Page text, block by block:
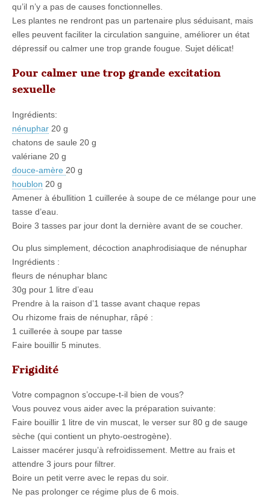
qu’il n’y a pas de causes fonctionnelles.
Les plantes ne rendront pas un partenaire plus séduisant, mais
elles peuvent faciliter la circulation sanguine, améliorer un état
dépressif ou calmer une trop grande fougue. Sujet délicat!
Pour calmer une trop grande excitation
sexuelle
Ingrédients:
nénuphar 20 g
chatons de saule 20 g
valériane 20 g
douce-amère 20 g
houblon 20 g
Amener à ébullition 1 cuillerée à soupe de ce mélange pour une
tasse d’eau.
Boire 3 tasses par jour dont la dernière avant de se coucher.
Ou plus simplement, décoction anaphrodisiaque de nénuphar
Ingrédients :
fleurs de nénuphar blanc
30g pour 1 litre d’eau
Prendre à la raison d’1 tasse avant chaque repas
Ou rhizome frais de nénuphar, râpé :
1 cuillerée à soupe par tasse
Faire bouillir 5 minutes.
Frigidité
Votre compagnon s’occupe-t-il bien de vous?
Vous pouvez vous aider avec la préparation suivante:
Faire bouillir 1 litre de vin muscat, le verser sur 80 g de sauge
sèche (qui contient un phyto-oestrogène).
Laisser macérer jusqu’à refroidissement. Mettre au frais et
attendre 3 jours pour filtrer.
Boire un petit verre avec le repas du soir.
Ne pas prolonger ce régime plus de 6 mois.